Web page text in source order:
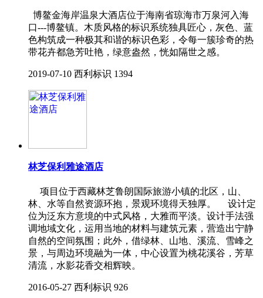
博鳌金海岸温泉大酒店位于海南省琼海市万泉河入海
口---博鳌镇。木质风格的标识系统独具匠心，灰色、蓝
色构筑成一种极其和谐的标识色彩，令每一簇珍奇的热
带花卉都急芳吐艳，绿意盎然，恍如隔世之感。
2019-07-10 西利标识 1394
林芝保利雅途酒店
项目位于西藏林芝鲁朗国际旅游小镇的北区，山、
林、水等自然资源环抱，景观环境得天独厚。 设计定
位为泛东方意境的中式风格，大雅而平淡。设计手法强
调地域文化，运用当地的材料与建筑元素，营造出宁静
自然的空间氛围；此外，借绿林、山地、溪流、雪峰之
景，与周边环境融为一体，中心设置为桃花溪谷，芳草
清流，水影花香交相辉映。
2016-05-27 西利标识 926